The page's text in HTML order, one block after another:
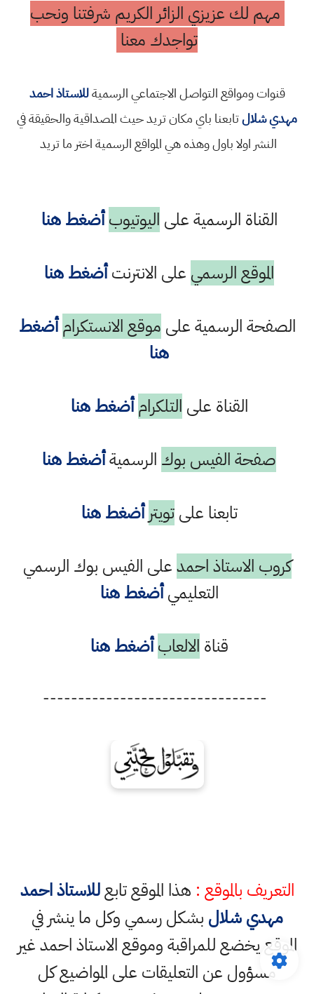
مهم لك عزيزي الزائر الكريم شرفتنا ونحب
تواجدك معنا
قنوات ومواقع التواصل الاجتماعي الرسميةللاستاذ احمد
مهدي شلالتابعنا باي مكان تريد حيث المصداقية والحقيقة في
النشر اولا باول وهذه هي المواقع الرسمية اختر ما تريد
القناة الرسمية على اليوتيوب أضغط هنا
الموقع الرسمي على الانترنتأضغط هنا
الصفحة الرسمية على موقع الانستكرام أضغط
هنا
القناة على التلكرام أضغط هنا
صفحة الفيس بوك الرسميةأضغط هنا
تابعنا علىتويتر أضغط هنا
كروب الاستاذ احمدعلى الفيس بوك الرسمي
التعليميأضغط هنا
قناة الالعاب أضغط هنا
--------------------------------
التعريف بالموقع : هذا الموقع تابعللاستاذ احمد
مهدي شلال بشكل رسمي وكل ما ينشر في
الموقع يخضع للمراقبة وموقع الاستاذ احمد غير
مسؤول عن التعليقات على المواضيع كل